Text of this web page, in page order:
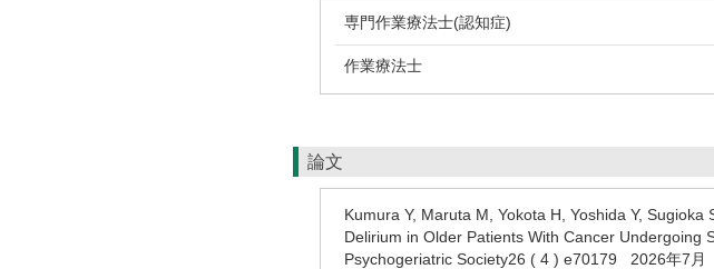
専門作業療法士(認知症)
作業療法士
論文
Kumura Y, Maruta M, Yokota H, Yoshida Y,
Delirium in Older Patients With Cancer
Psychogeriatric Society26 ( 4 ) e70179 2026年7月